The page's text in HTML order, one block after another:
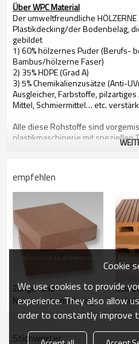
Über WPC Material
Der umweltfreundliche HÖLZERNE
Plastikdecking/der Bodenbelag,
gebildet
1) 60% hölzernes Puder (Berufs-
Bambus/hölzerne Faser)
2) 35% HDPE (Grad A)
3) 5% Chemikalienzusätze (Anti-
Ausgleicher, Farbstoffe,
Mittel, Schmiermittel… etc.
Alle diese Rohstoffe sind
plastikmaschinerie mit speziellen
eine Art kohlenstoffarmer,
Leute können von HOHEcotech
profitieren
1. Umweltfreundlich, 100%
2. Niedrige Wartung
3. Einfache Installation
4. Temperaturwiderstand,
5. Langlebig verwenden (10 Jahre
6. Wasserdicht, feuchtigkeitsfest,
7. Mit hölzernem Geruch sehr
8. UVwiderstand, verblassen
9. Eleganter Blick
10. Sogar Dimensionsstabilität
empfehlen
Zunge- und
Nutzusammensetzung
Decking
Stichwörter
Cookie
We use cookies to provide
experience. They also allow
order to constantly improve